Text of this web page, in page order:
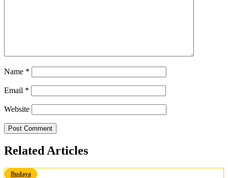
Name *
Email *
Website
Related Articles
Budaya